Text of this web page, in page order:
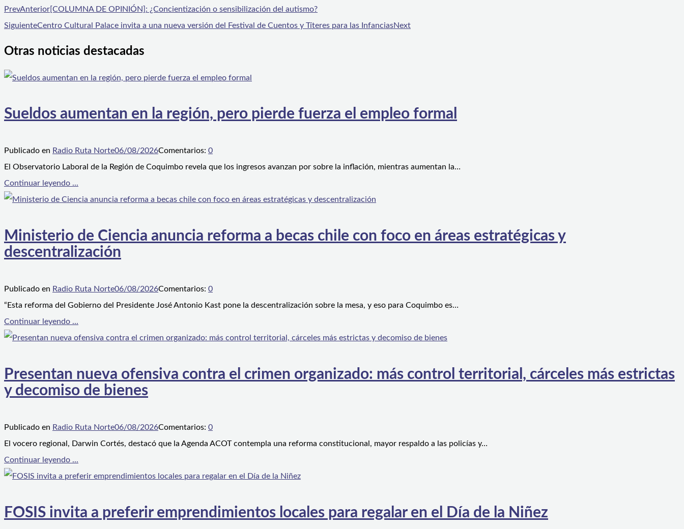
PrevAnterior[COLUMNA DE OPINIÓN]: ¿Concientización o sensibilización del autismo?
SiguienteCentro Cultural Palace invita a una nueva versión del Festival de Cuentos y Títeres para las InfanciasNext
Otras noticias destacadas
Sueldos aumentan en la región, pero pierde fuerza el empleo formal
Publicado en Radio Ruta Norte06/08/2026Comentarios: 0
El Observatorio Laboral de la Región de Coquimbo revela que los ingresos avanzan por sobre la inflación, mientras aumentan la…
Continuar leyendo ...
Ministerio de Ciencia anuncia reforma a becas chile con foco en áreas estratégicas y
descentralización
Publicado en Radio Ruta Norte06/08/2026Comentarios: 0
“Esta reforma del Gobierno del Presidente José Antonio Kast pone la descentralización sobre la mesa, y eso para Coquimbo es…
Continuar leyendo ...
Presentan nueva ofensiva contra el crimen organizado: más control territorial, cárceles más estrictas
y decomiso de bienes
Publicado en Radio Ruta Norte06/08/2026Comentarios: 0
El vocero regional, Darwin Cortés, destacó que la Agenda ACOT contempla una reforma constitucional, mayor respaldo a las policías y…
Continuar leyendo ...
FOSIS invita a preferir emprendimientos locales para regalar en el Día de la Niñez